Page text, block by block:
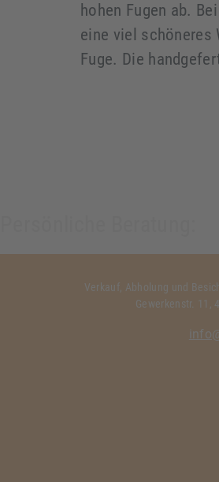
hohen Fugen ab.
eine viel schöneres
Fuge. Die
Verkauf, Abholung und
Gewerkenstr. 11,